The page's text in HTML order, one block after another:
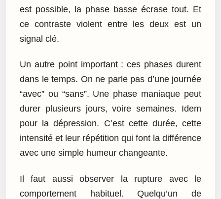
est possible, la phase basse écrase tout. Et
ce contraste violent entre les deux est un
signal clé.
Un autre point important : ces phases durent
dans le temps. On ne parle pas d’une journée
“avec” ou “sans”. Une phase maniaque peut
durer plusieurs jours, voire semaines. Idem
pour la dépression. C’est cette durée, cette
intensité et leur répétition qui font la différence
avec une simple humeur changeante.
Il faut aussi observer la rupture avec le
comportement habituel. Quelqu’un de